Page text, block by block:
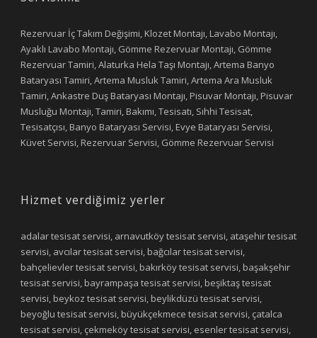
Rezervuar İç Takım Değişimi, Klozet Montajı, Lavabo Montajı,
Ayaklı Lavabo Montajı, Gömme Rezervuar Montajı, Gömme
Rezervuar Tamiri, Alaturka Hela Taşı Montajı, Artema Banyo
Bataryası Tamiri, Artema Musluk Tamiri, Artema Ara Musluk
Tamiri, Ankastre Duş Bataryası Montajı, Pisuvar Montajı, Pisuvar
Musluğu Montajı, Tamiri, Bakımı, Tesisatı, Sıhhi Tesisat,
Tesisatçısı, Banyo Bataryası Servisi, Evye Bataryası Servisi,
Küvet Servisi, Rezervuar Servisi, Gömme Rezervuar Servisi
Hizmet verdiğimiz yerler
adalar tesisat servisi, arnavutköy tesisat servisi, ataşehir tesisat
servisi, avcılar tesisat servisi, bağcılar tesisat servisi,
bahçelievler tesisat servisi, bakırköy tesisat servisi, başakşehir
tesisat servisi, bayrampaşa tesisat servisi, beşiktaş tesisat
servisi, beykoz tesisat servisi, beylikdüzü tesisat servisi,
beyoğlu tesisat servisi, büyükçekmece tesisat servisi, çatalca
tesisat servisi, çekmeköy tesisat servisi, esenler tesisat servisi,